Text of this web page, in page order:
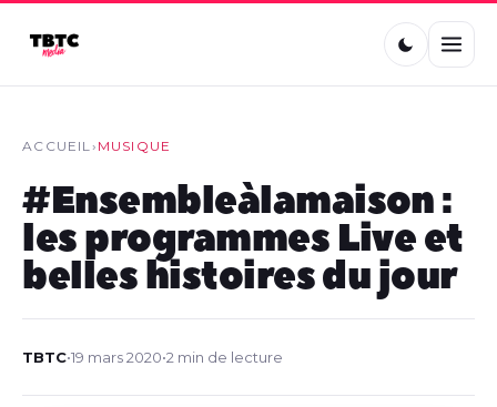
ACCUEIL› MUSIQUE
#Ensembleàlamaison :
les programmes Live et
belles histoires du jour
TBTC•19 mars 2020•2 min de lecture